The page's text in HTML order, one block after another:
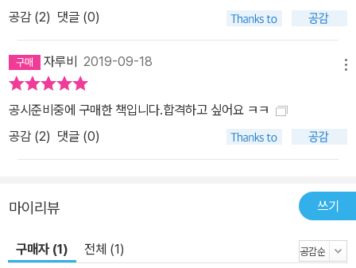
공감 (2) 댓글 (0)
자루비 2019-09-18
공시준비중에 구매한 책입니다.합격하고 싶어요 ㅋㅋ
공감 (2) 댓글 (0)
마이리뷰 쓰기
구매자 (1) 전체 (1)